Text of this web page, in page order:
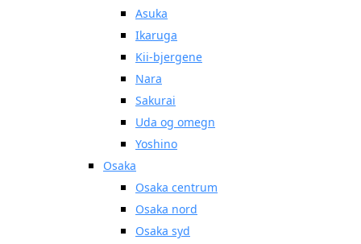
Asuka
Ikaruga
Kii-bjergene
Nara
Sakurai
Uda og omegn
Yoshino
Osaka
Osaka centrum
Osaka nord
Osaka syd